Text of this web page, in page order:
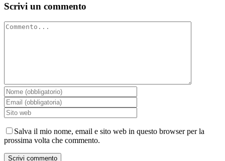
Scrivi un commento
Commento
Salva il mio nome, email e sito web in questo browser per la
prossima volta che commento.